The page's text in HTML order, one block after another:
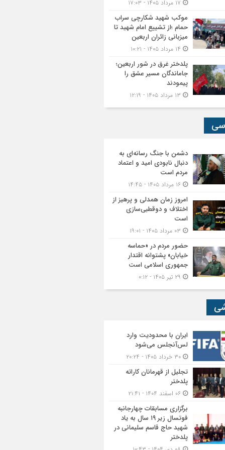
موکب شهید شکارچی سراب
حمام ؛از تشییع امام شهید تا
میزبانی زائران اربعین
پلدختر غرق در شور اربعین؛
جاماندگان مسیر عشق را
پیمودند
دشمن با جنگ رسانه‌ای به
دنبال نابودی امید و اعتماد
مردم است
امروز زمان همدلی و پرهیز از
اختلاف و دوقطبی‌سازی
است
حضور مردم در «حماسه
خیابان» پشتوانه اقتدار
جمهوری اسلامی است
ایران با محدودیت وارد
لس‌آنجلس می‌شود
تجلیل از قهرمانان کاراته
پلدختر
برگزاری مسابقات چهارجانبه
فوتسال زیر ۱۹ سال به یاد
شهید حاج قاسم سلیمانی در
پلدختر